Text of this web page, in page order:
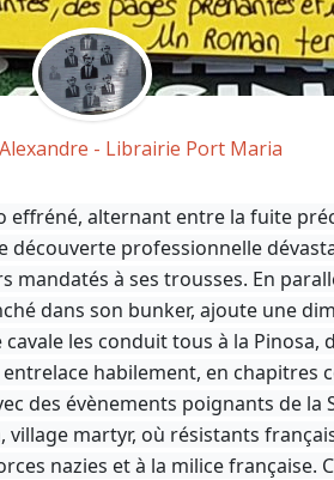
Alexandre - Librairie Port Maria
effréné, alternant entre la fuite
découverte professionnelle
mandatés à ses trousses. En
dans son bunker, ajoute une
les conduit tous à la Pinosa,
entrelace habilement, en chapitres
des évènements poignants de la
village martyr, où résistants
nazies et à la milice française.